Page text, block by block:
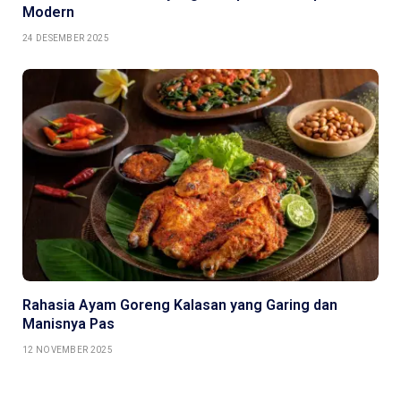
Modern
24 DESEMBER 2025
Rahasia Ayam Goreng Kalasan yang Garing dan
Manisnya Pas
12 NOVEMBER 2025